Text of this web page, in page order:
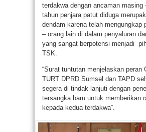
terdakwa dengan ancaman masing
tahun penjara patut diduga
dendam karena telah mengungkap
– orang lain di dalam penyaluran
yang sangat berpotensi menjadi
TSK.
“Surat tuntutan menjelaskan peran
TURT DPRD Sumsel dan TAPD
segera di tindak lanjuti dengan
tersangka baru untuk memberikan
kepada kedua terdakwa”.